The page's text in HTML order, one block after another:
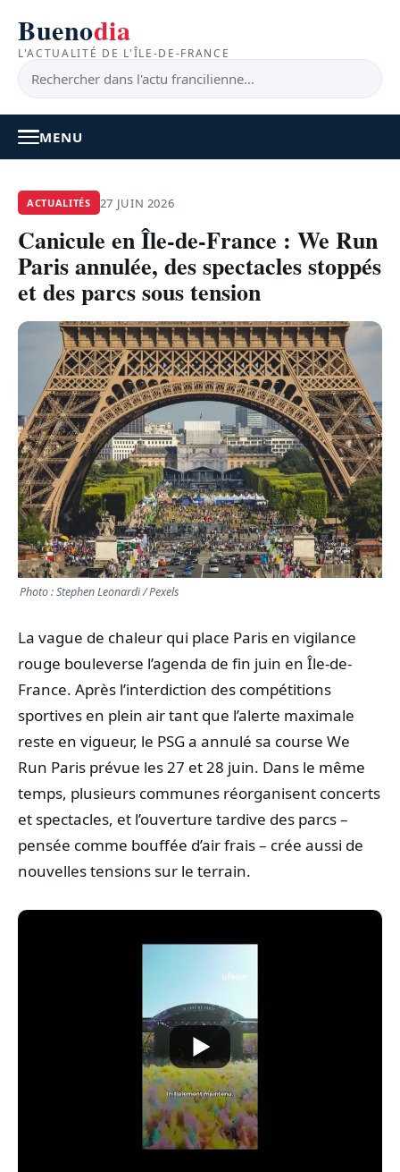
Buenodia
L'ACTUALITÉ DE L'ÎLE-DE-FRANCE
MENU
ACTUALITÉ
BONS PLANS
FEEL GOOD
FAITS DIVERS
TRANSPORTS
ÉCONOMIE
POLITIQUE
SPORT
SCIENCES & TECH
ACTUALITÉS 27 JUIN 2026
Canicule en Île-de-France : We Run
Paris annulée, des spectacles stoppés
et des parcs sous tension
Photo : Stephen Leonardi / Pexels
La vague de chaleur qui place Paris en vigilance
rouge bouleverse l’agenda de fin juin en Île-de-
France. Après l’interdiction des compétitions
sportives en plein air tant que l’alerte maximale
reste en vigueur, le PSG a annulé sa course We
Run Paris prévue les 27 et 28 juin. Dans le même
temps, plusieurs communes réorganisent concerts
et spectacles, et l’ouverture tardive des parcs –
pensée comme bouffée d’air frais – crée aussi de
nouvelles tensions sur le terrain.